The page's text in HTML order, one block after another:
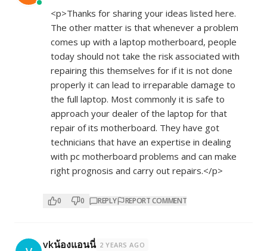
<p>Thanks for sharing your ideas listed here.
The other matter is that whenever a problem
comes up with a laptop motherboard, people
today should not take the risk associated with
repairing this themselves for if it is not done
properly it can lead to irreparable damage to
the full laptop. Most commonly it is safe to
approach your dealer of the laptop for that
repair of its motherboard. They have got
technicians that have an expertise in dealing
with pc motherboard problems and can make
right prognosis and carry out repairs.</p>
0 0 REPLY REPORT COMMENT
vkน้องแอนนี่ 2 YEARS AGO